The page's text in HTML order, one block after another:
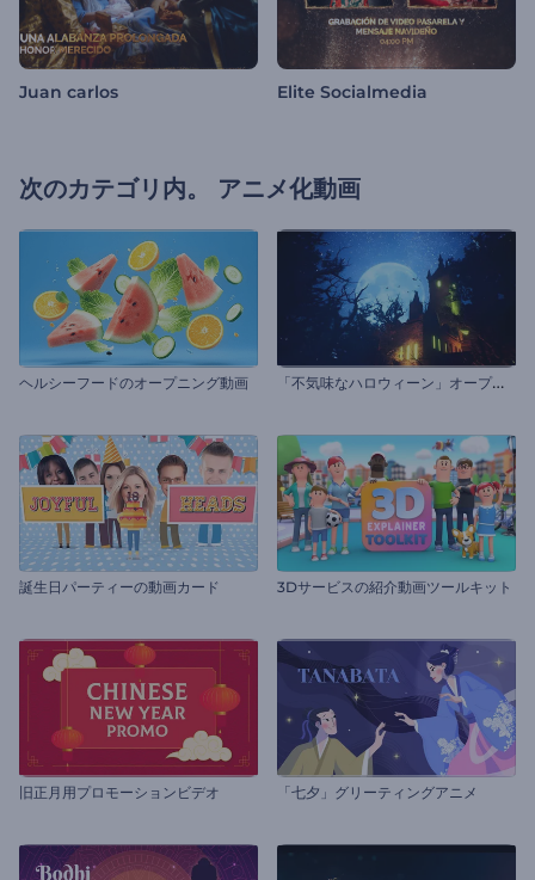
Juan carlos Elite Socialmedia
次のカテゴリ内。 アニメ化動画
ヘルシーフードのオープニング動画 「
不気味なハロウィーン」オープニング動画
誕生日パーティーの動画カード 3Dサービスの紹介動画ツールキット
旧正月用プロモーションビデオ 「七夕」グリーティングアニメ